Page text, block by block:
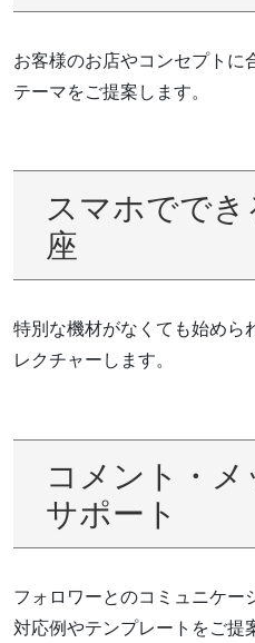
お客様のお店やコンセプト
テーマをご提案します。
スマホでで
座
特別な機材がなくても始めら
レクチャーします。
コメント・
サポート
フォロワーとのコミュニケー
対応例やテンプレートをご提